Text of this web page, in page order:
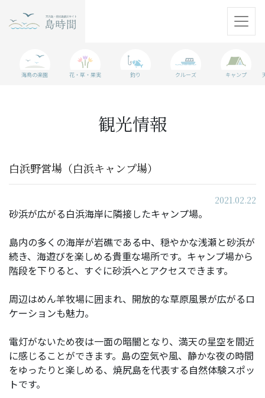
天売島
アクセス
パンフレット
お問い合わせ
フォトライブラリー
海鳥の楽園 花・草・果実 釣り クルーズ キャンプ
観光情報
白浜野営場（白浜キャンプ場）
2021.02.22
砂浜が広がる白浜海岸に隣接したキャンプ場。
島内の多くの海岸が岩礁である中、穏やかな浅瀬と砂浜が
続き、海遊びを楽しめる貴重な場所です。キャンプ場から
階段を下りると、すぐに砂浜へとアクセスできます。
周辺はめん羊牧場に囲まれ、開放的な草原風景が広がるロ
ケーションも魅力。
電灯がないため夜は一面の暗闇となり、満天の星空を間近
に感じることができます。島の空気や風、静かな夜の時間
をゆったりと楽しめる、焼尻島を代表する自然体験スポッ
トです。